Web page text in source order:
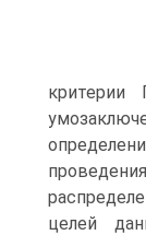
целей